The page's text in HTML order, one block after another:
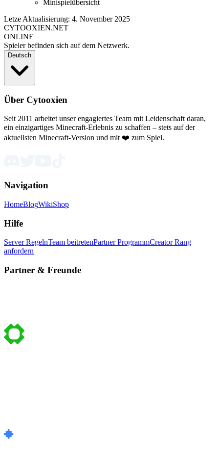
Minispielübersicht
Letze Aktualisierung: 4. November 2025
CYTOOXIEN.NET
ONLINE
Spieler befinden sich auf dem Netzwerk.
Deutsch
Über Cytooxien
Seit 2011 arbeitet unser engagiertes Team mit Leidenschaft daran,
ein einzigartiges Minecraft-Erlebnis zu schaffen – stets auf der
aktuellsten Minecraft-Version und mit ❤️ zum Spiel.
Navigation
HomeBlogWikiShop
Hilfe
Server RegelnTeam beitretenPartner ProgrammCreator Rang
anfordern
Partner & Freunde